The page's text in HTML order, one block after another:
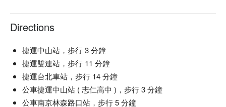
Directions
捷運中山站，步行 3 分鐘
捷運雙連站，步行 11 分鐘
捷運台北車站，步行 14 分鐘
公車捷運中山站 ( 志仁高中 )，步行 3 分鐘
公車南京林森路口站，步行 5 分鐘